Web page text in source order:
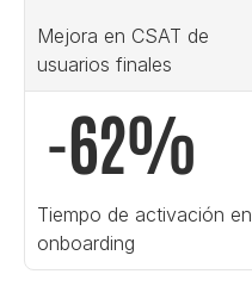
Mejora en CSAT de
usuarios finales
-62%
Tiempo de activación en
onboarding